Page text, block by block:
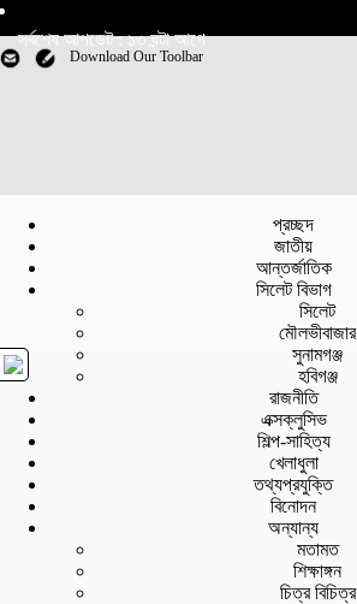
সর্বশেষ আপডেট : ১৩ ঘন্টা আগে
Download Our Toolbar
প্রচ্ছদ
জাতীয়
আন্তর্জাতিক
সিলেট বিভাগ
সিলেট
মৌলভীবাজার
সুনামগঞ্জ
হবিগঞ্জ
রাজনীতি
এক্সক্লুসিভ
শিল্প-সাহিত্য
খেলাধুলা
তথ্যপ্রযুক্তি
বিনোদন
অন্যান্য
মতামত
শিক্ষাঙ্গন
চিত্র বিচিত্র